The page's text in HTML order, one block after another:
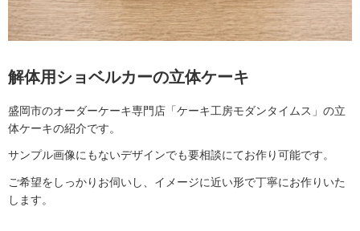
解体用ショベルカーの立体ケーキ
盛岡市のオーダーケーキ専門店「ケーキ工房モダンタイムス」の立
体ケーキの紹介です。
サンプル画像にもないデザインでも要相談にてお作り可能です。
ご希望をしっかりお伺いし、イメージに近い形で丁寧にお作りいた
します。